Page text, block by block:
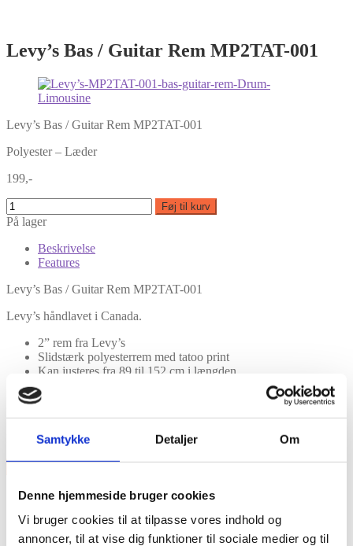
Samtykke Detaljer Om
Denne hjemmeside bruger cookies
Vi bruger cookies til at tilpasse vores indhold og
annoncer, til at vise dig funktioner til sociale medier og til
Levy’s Bas / Guitar Rem MP2TAT-001
Levy’s Bas / Guitar Rem MP2TAT-001
Polyester – Læder
199,-
Føj til kurv
På lager
Beskrivelse
Features
Levy’s Bas / Guitar Rem MP2TAT-001
Levy’s håndlavet i Canada.
2” rem fra Levy’s
Slidstærk polyesterrem med tatoo print
Kan justeres fra 89 til 152 cm i længden
Pin Hole syninger omkring alle hullerne i remmen
Polyester – Læder